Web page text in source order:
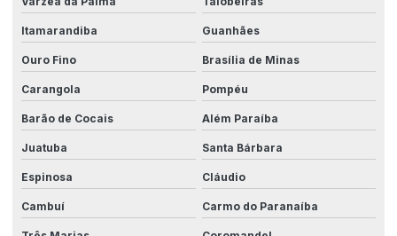
Itamarandiba Guanhães
Ouro Fino Brasília de Minas
Carangola Pompéu
Barão de Cocais Além Paraíba
Juatuba Santa Bárbara
Espinosa Cláudio
Cambuí Carmo do Paranaíba